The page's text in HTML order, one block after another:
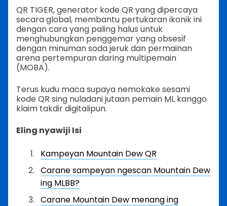
QR TIGER, generator kode QR yang dipercaya
secara global, membantu pertukaran ikonik ini
dengan cara yang paling halus untuk
menghubungkan penggemar yang obsesif
dengan minuman soda jeruk dan permainan
arena pertempuran daring multipemain
(MOBA).
Terus kudu maca supaya nemokake sesami
kode QR sing nuladani jutaan pemain ML kanggo
klaim takdir digitalipun.
Eling nyawiji Isi
Kampeyan Mountain Dew QR
Carane sampeyan ngescan Mountain Dew
ing MLBB?
Carane Mountain Dew menang ing